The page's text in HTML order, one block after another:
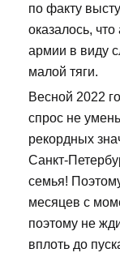
по факту
оказалось,
армии в виду
малой тяги.
Весной 2022
спрос не
рекордных
Санкт-
семья!
месяцев с
поэтому не
вплоть до